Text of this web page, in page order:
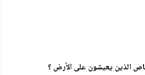
الذين يعيشون على الأرض ؟